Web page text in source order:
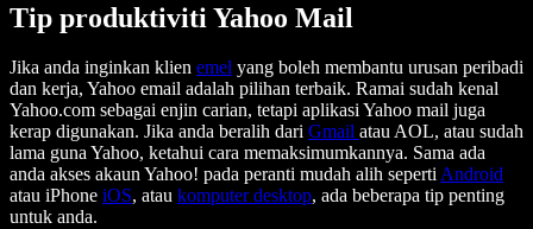
Tip produktiviti Yahoo Mail
Jika anda inginkan klien emel yang boleh membantu urusan peribadi
dan kerja, Yahoo email adalah pilihan terbaik. Ramai sudah kenal
Yahoo.com sebagai enjin carian, tetapi aplikasi Yahoo mail juga
kerap digunakan. Jika anda beralih dari Gmail atau AOL, atau sudah
lama guna Yahoo, ketahui cara memaksimumkannya. Sama ada
anda akses akaun Yahoo! pada peranti mudah alih sepertiAndroid
atau iPhone iOS, atau komputer desktop, ada beberapa tip penting
untuk anda.